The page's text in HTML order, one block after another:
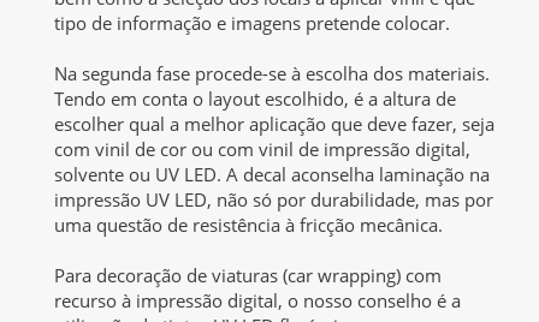
tipo de informação e imagens pretende colocar.
Na segunda fase procede-se à escolha dos materiais.
Tendo em conta o layout escolhido, é a altura de
escolher qual a melhor aplicação que deve fazer, seja
com vinil de cor ou com vinil de impressão digital,
solvente ou UV LED. A decal aconselha laminação na
impressão UV LED, não só por durabilidade, mas por
uma questão de resistência à fricção mecânica.
Para decoração de viaturas (car wrapping) com
recurso à impressão digital, o nosso conselho é a